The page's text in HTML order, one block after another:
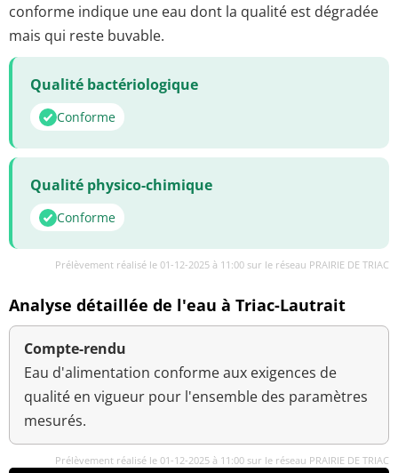
conforme indique une eau dont la qualité est dégradée
mais qui reste buvable.
Qualité bactériologique
Conforme
Qualité physico-chimique
Conforme
Prélèvement réalisé le 01-12-2025 à 11:00 sur le réseau PRAIRIE DE TRIAC
Analyse détaillée de l'eau à Triac-Lautrait
Compte-rendu
Eau d'alimentation conforme aux exigences de
qualité en vigueur pour l'ensemble des paramètres
mesurés.
Prélèvement réalisé le 01-12-2025 à 11:00 sur le réseau PRAIRIE DE TRIAC